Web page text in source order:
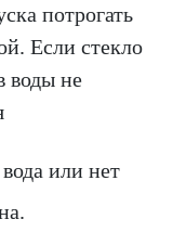
потрогать
Если стекло
воды не
или нет